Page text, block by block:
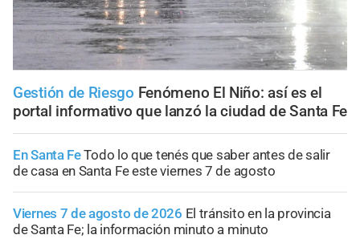
Gestión de Riesgo Fenómeno El Niño: así es el
portal informativo que lanzó la ciudad de Santa Fe
En Santa FeTodo lo que tenés que saber antes de salir
de casa en Santa Fe este viernes 7 de agosto
Viernes 7 de agosto de 2026 El tránsito en la provincia
de Santa Fe; la información minuto a minuto